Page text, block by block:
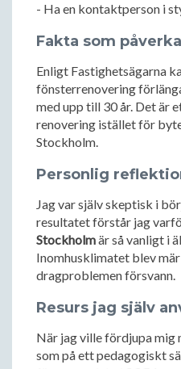
- Ha en kontaktperson i
Fakta som
Enligt Fastighetsägarna
fönsterrenovering
med upp till 30 år. Det är
renovering istället för
Stockholm.
Personlig
Jag var själv skeptisk i
resultatet förstår jag
Stockholmär så vanligt i
Inomhusklimatet blev
dragproblemen försvann.
Resurs jag själv
När jag ville fördjupa mig
som på ett pedagogiskt